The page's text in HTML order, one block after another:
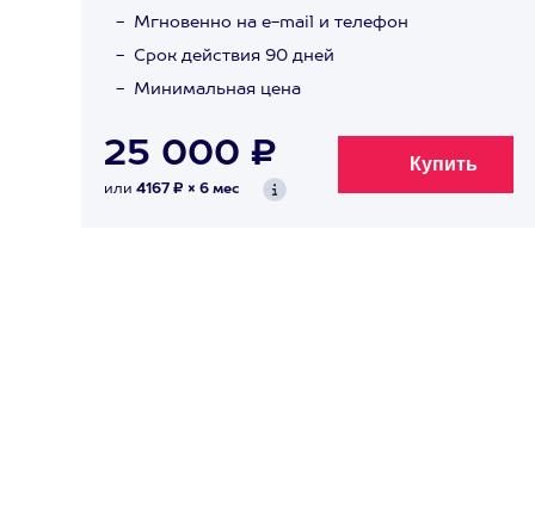
Мгновенно на e-mail и телефон
Срок действия 90 дней
Минимальная цена
25 000 ₽
или 4167 ₽ × 6 мес